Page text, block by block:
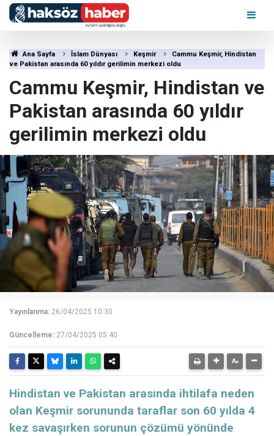
Ana Sayfa İslam Dünyası Keşmir
Cammu Keşmir, Hindistan
ve Pakistan arasında 60 yıldır gerilimin merkezi oldu
Cammu Keşmir, Hindistan ve
Pakistan arasında 60 yıldır
gerilimin merkezi oldu
Yayınlanma: 26/04/2025 10:30
Güncelleme: 27/04/2025 05:40
Hindistan ve Pakistan arasında ihtilafa neden
olan Keşmir sorununda taraflar son 60 yılda 4
kez savaşırken sorunun çözümü yönünde